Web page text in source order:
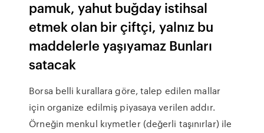
pamuk, yahut buğday istihsal
etmek olan bir çiftçi, yalnız bu
maddelerle yaşıyamaz Bunları
satacak
Borsa belli kurallara göre, talep edilen mallar
için organize edilmiş piyasaya verilen addır.
Örneğin menkul kıymetler (değerli taşınırlar) ile